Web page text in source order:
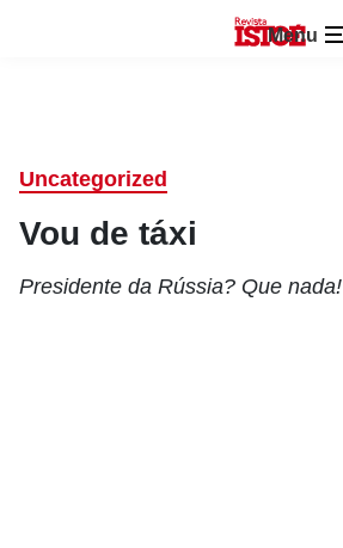
Menu
Uncategorized
Vou de táxi
Presidente da Rússia? Que nada!